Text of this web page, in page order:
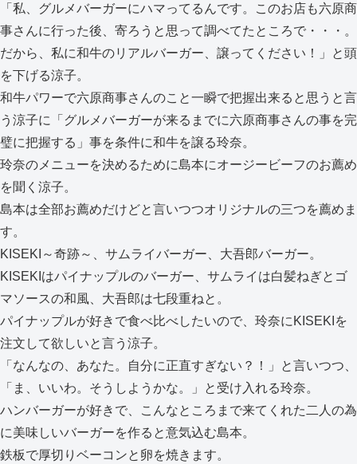
「私、グルメバーガーにハマってるんです。このお店も六原商
事さんに行った後、寄ろうと思って調べてたところで・・・。
だから、私に和牛のリアルバーガー、譲ってください！」と頭
を下げる涼子。
和牛パワーで六原商事さんのこと一瞬で把握出来ると思うと言
う涼子に「グルメバーガーが来るまでに六原商事さんの事を完
璧に把握する」事を条件に和牛を譲る玲奈。
玲奈のメニューを決めるために島本にオージービーフのお薦め
を聞く涼子。
島本は全部お薦めだけどと言いつつオリジナルの三つを薦めま
す。
KISEKI～奇跡～、サムライバーガー、大吾郎バーガー。
KISEKIはパイナップルのバーガー、サムライは白髪ねぎとゴ
マソースの和風、大吾郎は七段重ねと。
パイナップルが好きで食べ比べしたいので、玲奈にKISEKIを
注文して欲しいと言う涼子。
「なんなの、あなた。自分に正直すぎない？！」と言いつつ、
「ま、いいわ。そうしようかな。」と受け入れる玲奈。
ハンバーガーが好きで、こんなところまで来てくれた二人の為
に美味しいバーガーを作ると意気込む島本。
鉄板で厚切りベーコンと卵を焼きます。